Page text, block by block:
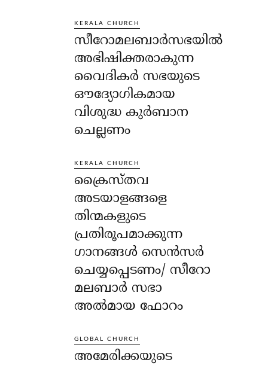
KERALA CHURCH
സീറോമലബാർസഭയിൽ
അഭിഷിക്തരാകുന്ന
വൈദികർ സഭയുടെ
ഔദ്യോഗികമായ
വിശുദ്ധ കുർബാന
ചെല്ലണം
KERALA CHURCH
ക്രൈസ്തവ
അടയാളങ്ങളെ
തിന്മകളുടെ
പ്രതിരൂപമാക്കുന്ന
ഗാനങ്ങൾ സെൻസർ
ചെയ്യപ്പെടണം/ സീറോ
മലബാർ സഭാ
അൽമായ ഫോറം
GLOBAL CHURCH
അമേരിക്കയുടെ